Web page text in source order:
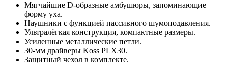
Мягчайшие D-образные амбушюры, запоминающие
форму уха.
Наушники с функцией пассивного шумоподавления.
Ультралёгкая конструкция, компактные размеры.
Усиленные металлические петли.
30-мм драйверы Koss PLX30.
Защитный чехол в комплекте.